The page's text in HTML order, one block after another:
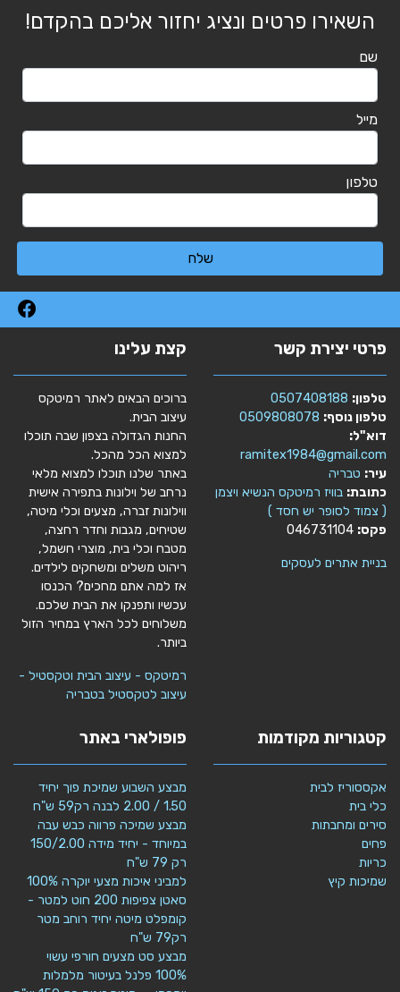
השאירו פרטים ונציג יחזור אליכם בהקדם!
שם
מייל
טלפון
שלח
פרטי יצירת קשר
טלפון: 0507408188
טלפון נוסף: 0509808078
דוא"ל:
ramitex1984@gmail.com
עיר: טבריה
כתובת: בוויז רמיטקס הנשיא ויצמן
( צמוד לסופר יש חסד )
פקס:046731104
בניית אתרים לעסקים
קצת עלינו
ברוכים הבאים לאתר רמיטקס
עיצוב הבית.
החנות הגדולה בצפון שבה תוכלו
למצוא הכל מהכל.
באתר שלנו תוכלו למצוא מלאי
נרחב של וילונות בתפירה אישית
ווילונות זברה, מצעים וכלי מיטה,
שטיחים, מגבות וחדר רחצה,
מטבח וכלי בית, מוצרי חשמל,
ריהוט משלים ומשחקים לילדים.
אז למה אתם מחכים? הכנסו
עכשיו ותפנקו את הבית שלכם.
משלוחים לכל הארץ במחיר הזול
ביותר.
רמיטקס - עיצוב הבית וטקסטיל -
עיצוב לטקסטיל בטבריה
קטגוריות מקודמות
אקססוריז לבית
כלי בית
סירים ומחבתות
פחים
כריות
שמיכות קיץ
פופולארי באתר
מבצע השבוע שמיכת פוך יחיד
1.50 / 2.00 לבנה רק59 ש"ח
מבצע שמיכה פרווה כבש עבה
במיוחד - יחיד מידה 150/2.00
רק 79 ש"ח
למביני איכות מצעי יוקרה 100%
סאטן צפיפות 200 חוט למטר -
קומפלט מיטה יחיד רוחב מטר
רק79 ש"ח
מבצע סט מצעים חורפי עשוי
100% פלנל בעיטור מלמלות